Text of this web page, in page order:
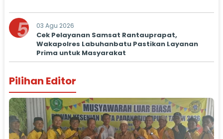
5 03 Agu 2026
Cek Pelayanan Samsat Rantauprapat,
Wakapolres Labuhanbatu Pastikan Layanan
Prima untuk Masyarakat
Pilihan Editor